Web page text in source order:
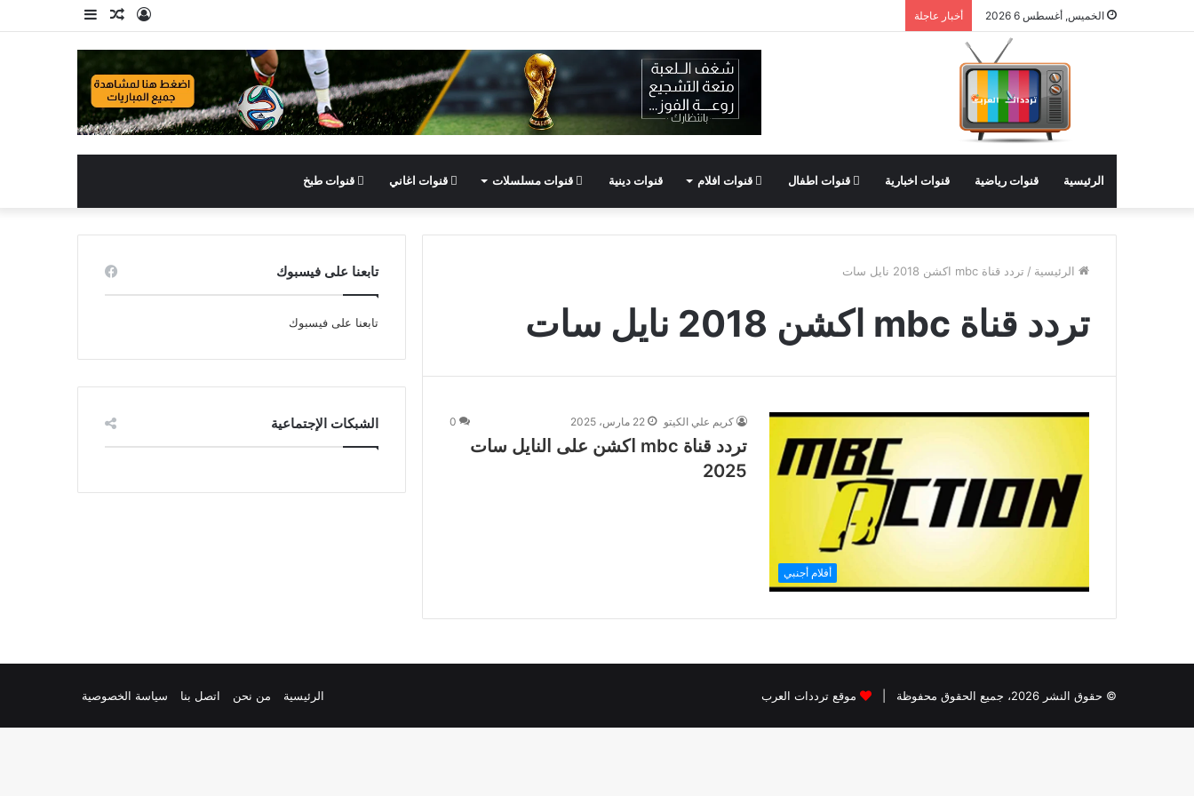
الخميس, أغسطس 6 2026 أخبار عاجلة
إضافة
عمود
مقال
عشوائي
تسجيل
الدخول
الرئيسية قنوات رياضية قنوات اخبارية قنوات اطفال قنوات افلام قنوات دينية قنوات مسلسلات قنوات اغاني قنوات طبخ
الرئيسية / تردد قناة mbc اكشن 2018 نايل سات
تردد قناة mbc اكشن 2018 نايل سات
أفلام أجنبي
كريم علي الكيتو 22 مارس، 2025 0
تردد قناة mbc اكشن على النايل سات
2025
تابعنا على فيسبوك
تابعنا على فيسبوك
الشبكات الإجتماعية
© حقوق النشر 2026، جميع الحقوق محفوظة | موقع ترددات العرب الرئيسية من نحن اتصل بنا سياسة الخصوصية